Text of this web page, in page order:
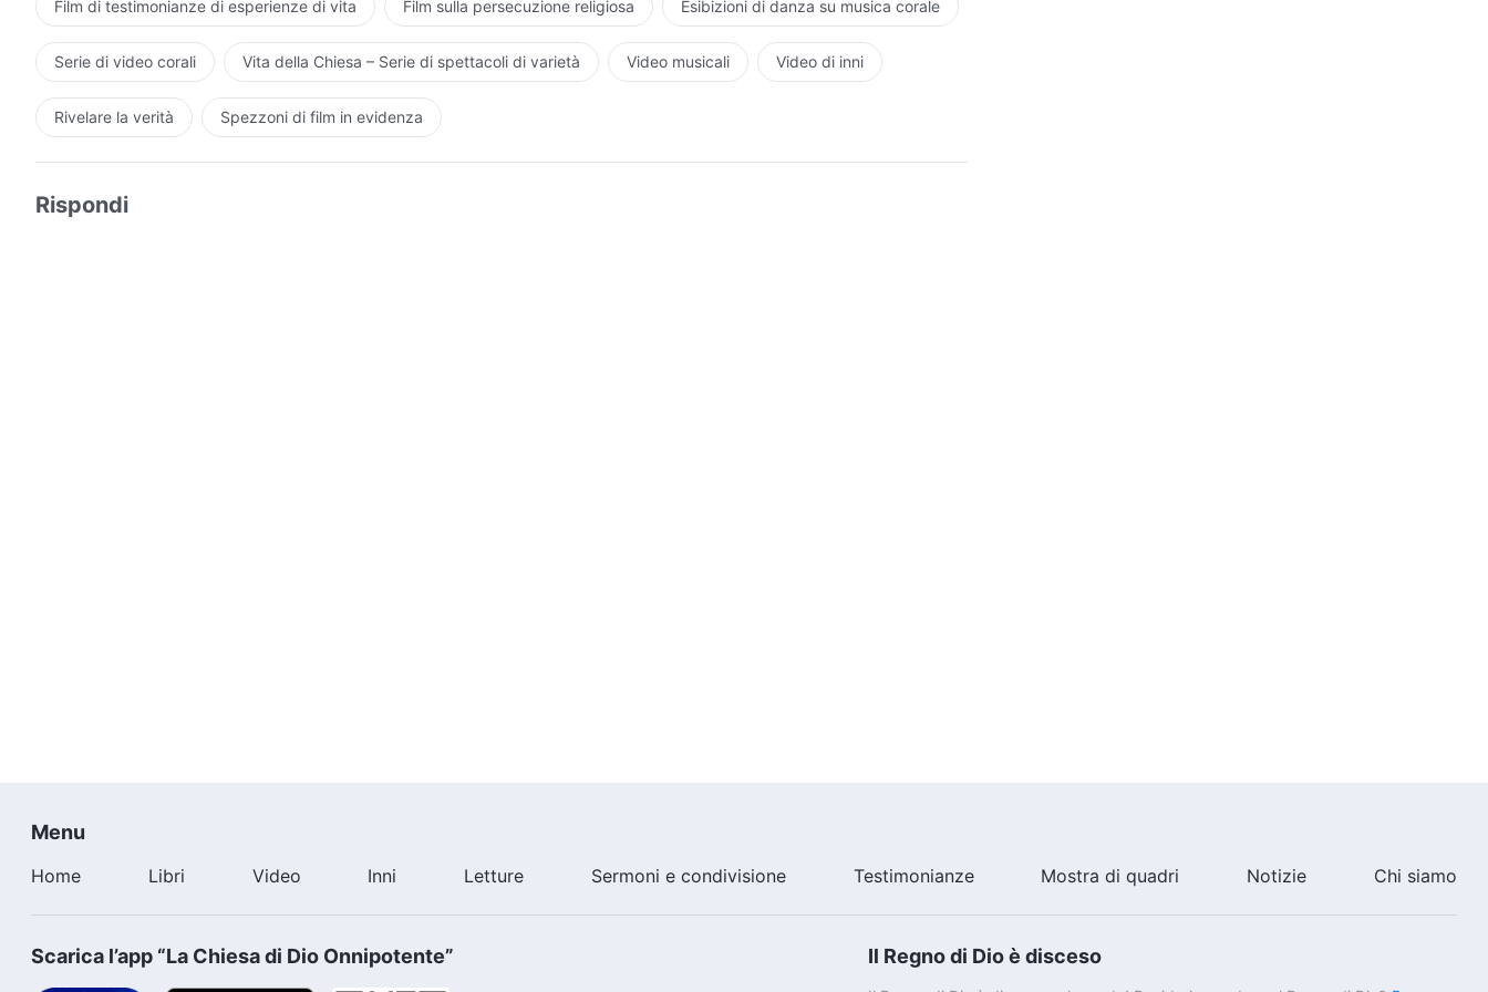
La Parola quotidiana di Dio:
compiere bene il mio dovere”; e così via. Tuttavia, per quanto bello sembri tutto ciò che dici, per quanta teoria
tu conosca, per quanto imponente sia tale teoria, per quanto dignitosa, il nocciolo della questione è che vi
sono ora molti di voi che hanno già imparato a usare la regola, la dottrina, la teoria che padroneggiano per
trarre conclusioni riguardo a Dio e collocarLo in opposizione a sé stessi in maniera del tutto naturale. Anche se
conosci a fondo lettere e dottrine, non sei entrato veramente nella realtà della verità, perciò è molto difficile
per te avvicinarti a Dio, conoscerLo e comprenderLo. Questo è patetico!
Film di testimonianze di esperienze di vita Film sulla persecuzione religiosa Esibizioni di danza su musica corale
Serie di video corali Vita della Chiesa – Serie di spettacoli di varietà Video musicali Video di inni
Rivelare la verità Spezzoni di film in evidenza
Rispondi
Menu
Home Libri Video Inni Letture Sermoni e condivisione Testimonianze Mostra di quadri Notizie Chi siamo
Scarica l’app “La Chiesa di Dio Onnipotente” Il Regno di Dio è disceso